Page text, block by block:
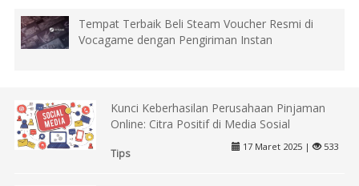
Tempat Terbaik Beli Steam Voucher Resmi di
Vocagame dengan Pengiriman Instan
Kunci Keberhasilan Perusahaan Pinjaman
Online: Citra Positif di Media Sosial
Tips
17 Maret 2025 | 533